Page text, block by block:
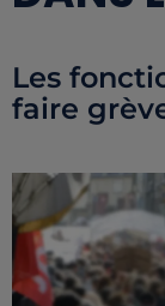
Les
faire